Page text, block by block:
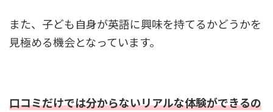
また、子ども自身が英語に興味を持てるかどうかを
見極める機会となっています。
口コミだけでは分からないリアルな体験ができるの